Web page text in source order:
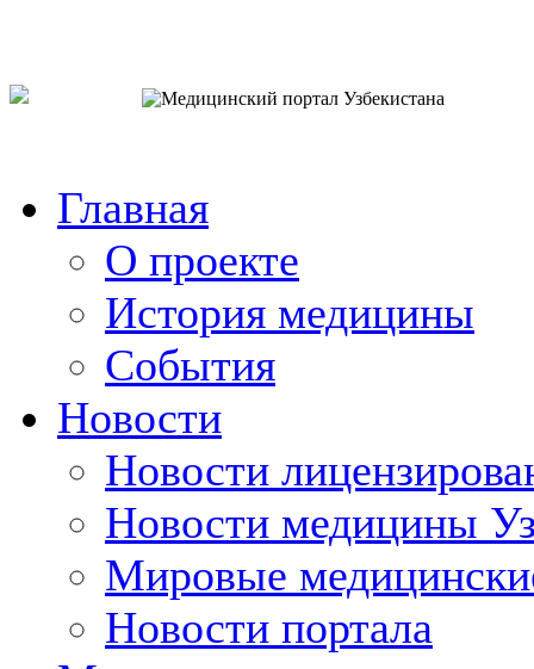
Главная
О проекте
История медицины
События
Новости
Новости
Новости медицины
Мировые
Новости портала